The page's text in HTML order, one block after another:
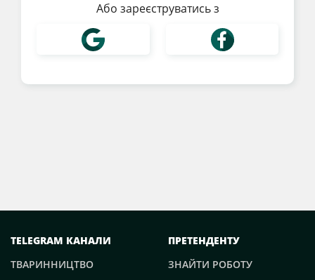
Або зареєструватись з
TELEGRAM КАНАЛИ
ТВАРИННИЦТВО
ПРЕТЕНДЕНТУ
ЗНАЙТИ РОБОТУ